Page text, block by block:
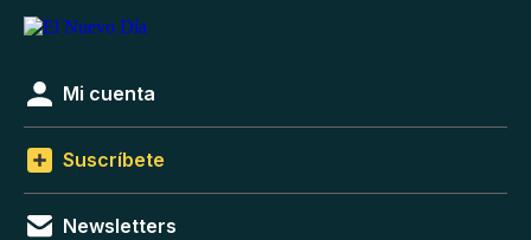
Mi cuenta
Suscríbete
Newsletters